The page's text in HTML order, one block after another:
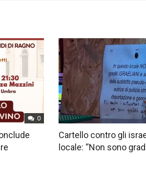
0
Cartello contro gli
locale: “Non sono